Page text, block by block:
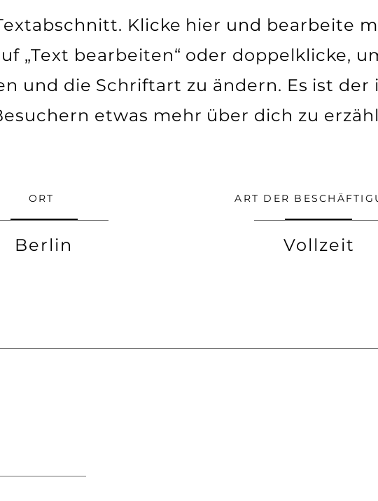
Klicke hier und bearbeite
„Text bearbeiten“ oder doppelklicke,
und die Schriftart zu ändern. Es ist der
etwas mehr über dich zu
ORT
Berlin
ART DER
Vollzeit